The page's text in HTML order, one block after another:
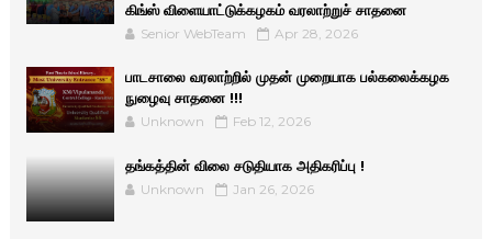
கிங்ஸ் விளையாட்டுக்கழகம் வரலாற்றுச் சாதனை
Senior WebTeam Apr 28, 2026
பாடசாலை வரலாற்றில் முதன் முறையாக பல்கலைக்கழக
நுழைவு சாதனை !!!
Unknown Feb 12, 2026
தங்கத்தின் விலை சடுதியாக அதிகரிப்பு !
Unknown Jan 26, 2026